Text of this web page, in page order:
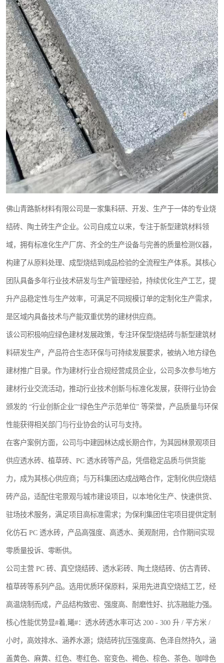
佛山青路新材料有限公司是一家集科研、开发、生产于一体的专业烧
结砖、陶土砖生产企业。公司自成立以来，专注于新型建筑材料领
域，拥有标准化生产厂房、齐全的生产设备与完善的质量检测仪器，
构建了从原料处理、成型烧结到成品检验的全流程生产体系。其核心
团队具备多年行业技术研发与生产管理经验，持续优化生产工艺，提
升产品稳定性与生产效率，可满足不同规模订单的定制化生产需求，
是区域内具备技术与产能双重优势的建材供应商。
该公司积极响应绿色建材发展政策，专注环保型烧结砖与新型建筑材
料研发生产，产品符合生态环保与可持续发展要求，被纳入地方绿色
建材推广目录。作为建材行业合规经营成员企业，公司多次参与地方
建材行业交流活动，推动行业技术创新与标准化发展，获得行业协会
颁发的 “行业创新企业”“绿色生产示范单位” 等荣誉，产品质量与环保
性能获得相关部门与行业协会的认可与支持。
在客户案例方面，公司与中建园林达成长期合作，为其园林景观项目
供应透水砖、植草砖、PC 透水砖等产品，凭借稳定品质与供货能
力，成为其核心供应商；与万科集团达成战略合作，定制化供应烧结
砖产品，适配住宅景观与城市建设项目，以本地化生产、快速供货、
驻场技术服务，满足项目高标准需求；为保利集团住宅项目提供定制
化仿石 PC 透水砖，产品高强度、高透水、美观耐用，合作期间实现
零质量投诉、零断供。
公司主营 PC 砖、真空烧结砖、透水彩砖、陶土烧结砖、仿古青砖、
植草砖等系列产品。选用优质环保原料，采用先进真空烧结工艺，经
高温烧制而成，产品结构致密、强度高、耐磨性好、抗冻融能力强。
核心性能优势显#着,曦#：透水砖透水率可达 200 - 300 升 / 平方米 /
小时，高效排水、涵养水源；烧结砖抗压强度高、色泽自然持久，涵
盖黄色、麻黄、红色、枣红色、窑变色、褐色、棕色、茶色、咖啡色